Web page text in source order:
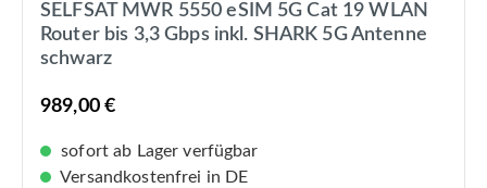
SELFSAT MWR 5550 eSIM 5G Cat 19 WLAN
Router bis 3,3 Gbps inkl. SHARK 5G Antenne
schwarz
989,00 €
sofort ab Lager verfügbar
Versandkostenfrei in DE